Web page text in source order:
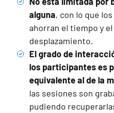
alguna, con lo que
ahorran el tiempo y
desplazamiento.
El grado de
los participantes es
equivalente al de la
las sesiones son
pudiendo